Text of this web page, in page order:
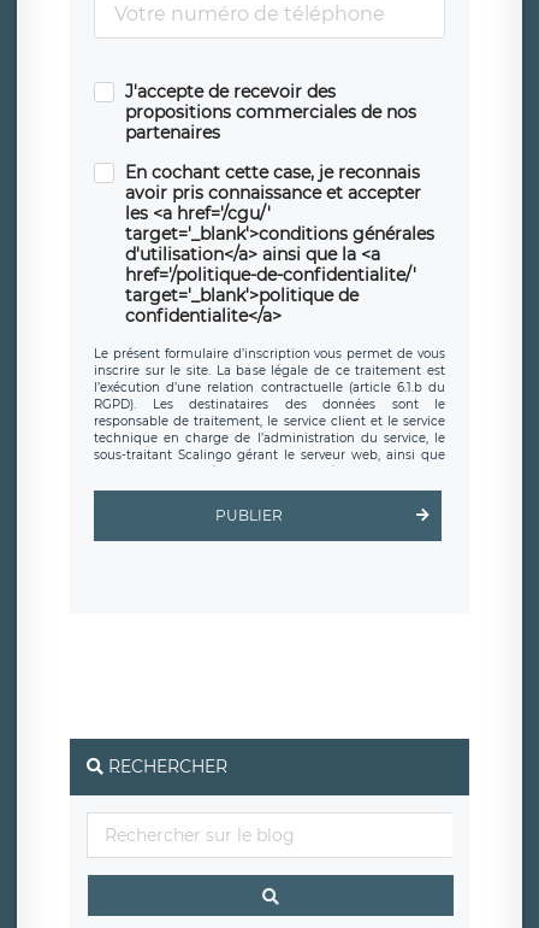
J'accepte de recevoir des
propositions commerciales de nos
partenaires
En cochant cette case, je reconnais
avoir pris connaissance et accepter
les <a href='/cgu/'
target='_blank'>conditions générales
d'utilisation</a> ainsi que la <a
href='/politique-de-confidentialite/'
target='_blank'>politique de
confidentialite</a>
Le présent formulaire d’inscription vous permet de vous
inscrire sur le site. La base légale de ce traitement est
l’exécution d’une relation contractuelle (article 6.1.b du
RGPD). Les destinataires des données sont le
responsable de traitement, le service client et le service
technique en charge de l’administration du service, le
sous-traitant Scalingo gérant le serveur web, ainsi que
d’inscription est hébergé sur un serveur hébergé par
clauses de
protection conformes au RGPD
. Les données collectées
sont conservées jusqu’à ce que l’Internaute en sollicite la
rue Léopold Sédar Senghor, joignable à l’adresse mail :
responsabledetraitement@legavox.fr. Vous avez
également le droit d’introduire une réclamation auprès
d’une autorité de contrôle.
PUBLIER
RECHERCHER